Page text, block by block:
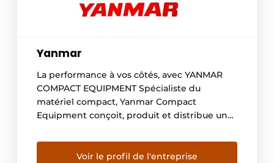
Yanmar
La performance à vos côtés, avec YANMAR
COMPACT EQUIPMENT Spécialiste du
matériel compact, Yanmar Compact
Equipment conçoit, produit et distribue une
des mini- et midi-pelles, des chargeuses
compactes, des pelles sur pneus, des carriers
Voir le profil de l'entreprise